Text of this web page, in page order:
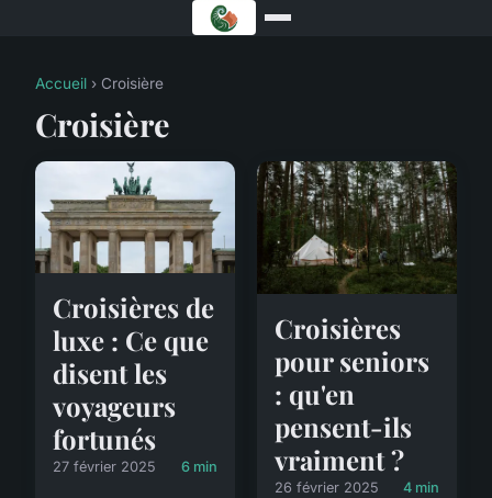
Accueil › Croisière
Croisière
Croisières de
luxe : Ce que
disent les
voyageurs
fortunés
27 février 2025 6 min
Croisières
pour seniors
: qu'en
pensent-ils
vraiment ?
26 février 2025 4 min